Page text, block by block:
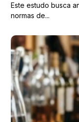
Este estudo busca
normas de...